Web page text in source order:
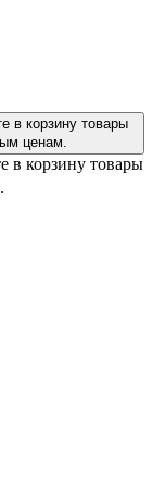
в корзину товары